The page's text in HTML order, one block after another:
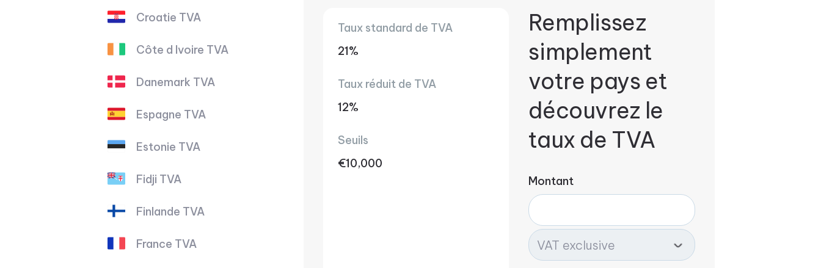
Croatie TVA
Côte d Ivoire TVA
Danemark TVA
Espagne TVA
Estonie TVA
Fidji TVA
Finlande TVA
France TVA
Taux standard de TVA
21%
Taux réduit de TVA
12%
Seuils
€10,000
Remplissez
simplement
votre pays et
découvrez le
taux de TVA
Montant